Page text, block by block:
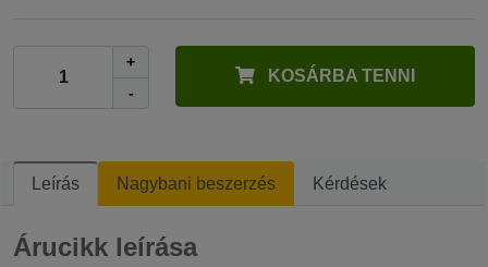
+
-
KOSÁRBA TENNI
Leírás Nagybani beszerzés Kérdések
Árucikk leírása